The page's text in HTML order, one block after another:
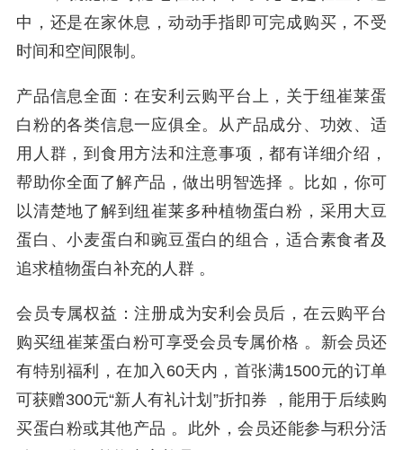
中，还是在家休息，动动手指即可完成购买，不受
时间和空间限制。
产品信息全面：在安利云购平台上，关于纽崔莱蛋
白粉的各类信息一应俱全。从产品成分、功效、适
用人群，到食用方法和注意事项，都有详细介绍，
帮助你全面了解产品，做出明智选择 。比如，你可
以清楚地了解到纽崔莱多种植物蛋白粉，采用大豆
蛋白、小麦蛋白和豌豆蛋白的组合，适合素食者及
追求植物蛋白补充的人群 。
会员专属权益：注册成为安利会员后，在云购平台
购买纽崔莱蛋白粉可享受会员专属价格 。新会员还
有特别福利，在加入60天内，首张满1500元的订单
可获赠300元“新人有礼计划”折扣券 ，能用于后续购
买蛋白粉或其他产品 。此外，会员还能参与积分活